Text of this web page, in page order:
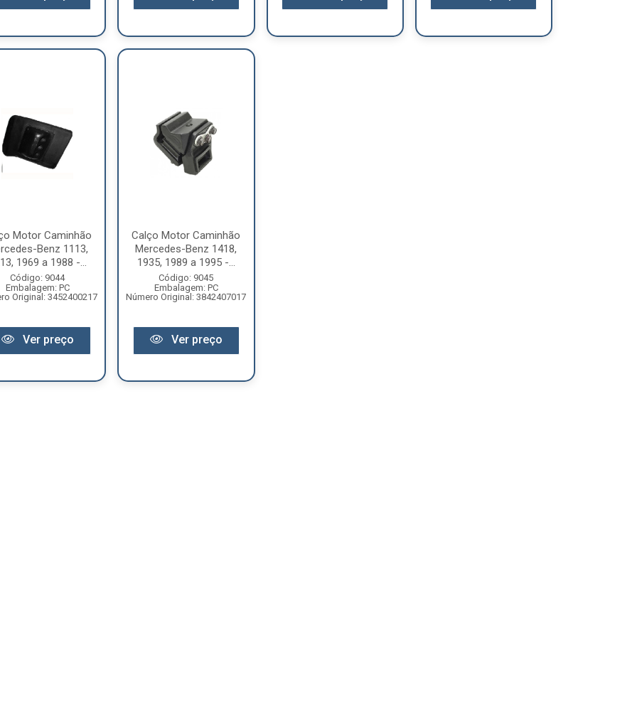
Motor Caminhão
Benz 1113,
1969 a 1988 -...
Código: 9044
Embalagem: PC
Original: 3452400217
Ver preço
Calço Motor Caminhão
Mercedes-Benz 1418,
1935, 1989 a 1995 -...
Código: 9045
Embalagem: PC
Número Original: 3842407017
Ver preço